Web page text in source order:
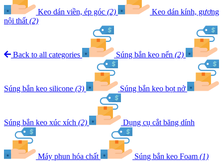
Keo dán viền, ép góc (2)
Keo dán kính, gương
nội thất (2)
Back to all categories Súng bắn keo nến (2)
Súng bắn keo silicone (3) Súng bắn keo bọt nở
Súng bắn keo xúc xích (2) Dụng cụ cắt băng dính
Máy phun hóa chất Súng bắn keo Foam (1)